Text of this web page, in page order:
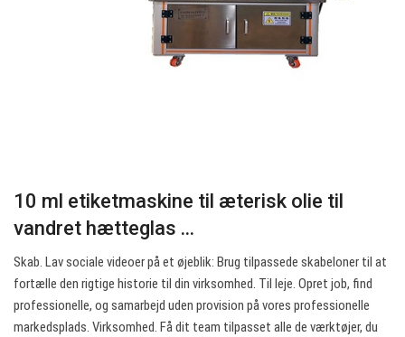
10 ml etiketmaskine til æterisk olie til
vandret hætteglas ...
Skab. Lav sociale videoer på et øjeblik: Brug tilpassede skabeloner til at
fortælle den rigtige historie til din virksomhed. Til leje. Opret job, find
professionelle, og samarbejd uden provision på vores professionelle
markedsplads. Virksomhed. Få dit team tilpasset alle de værktøjer, du